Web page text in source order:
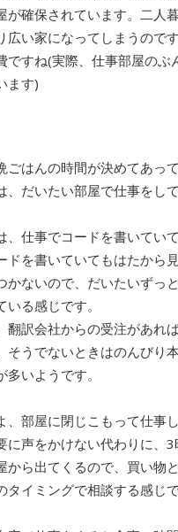
が確保されています。二人
広い家になってしまうので
ですね(実際、仕事部屋のぶ
ます)
ごはんの時間が決めてあっ
、だいたい部屋で仕事をし
、仕事でコードを書いてい
ドを書いていてもはたから
かないので、だいたいずっ
いる感じです。
翻訳会社からの受注があれ
そうでないときはのんびり
いようです。
、部屋に閉じこもって仕事
に声をかけない代わりに、3
から出てくるので、買い物
タイミングで相談する感じで